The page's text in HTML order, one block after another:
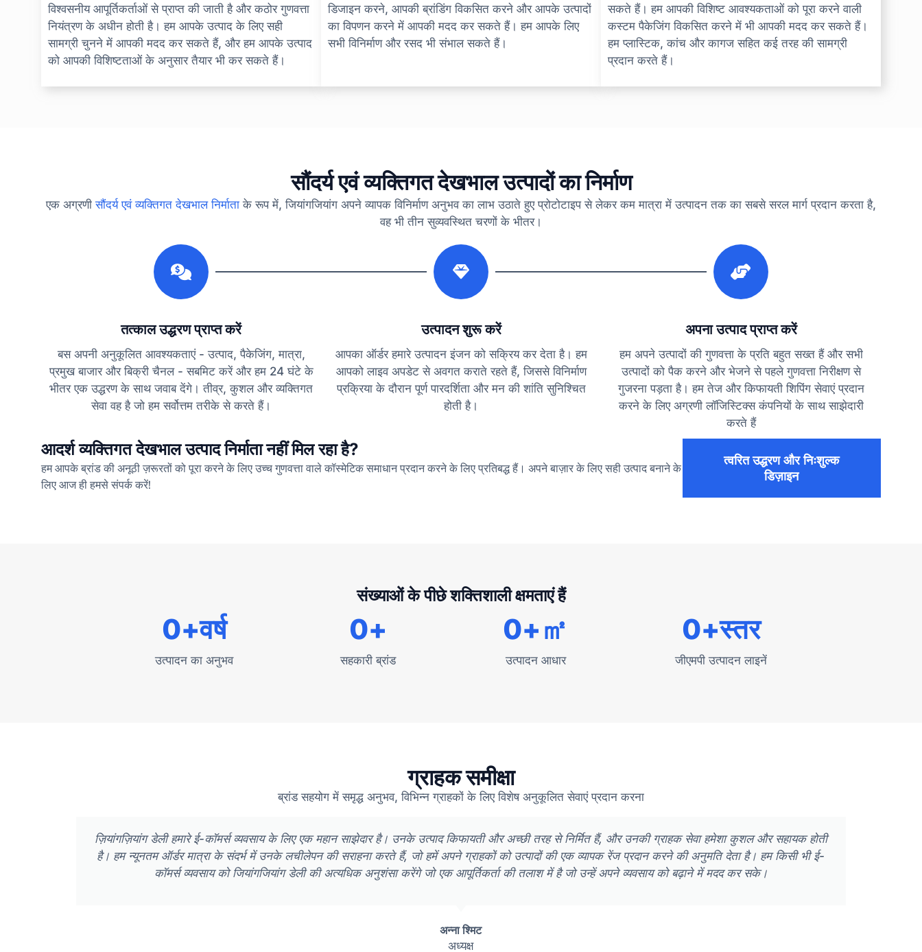
विश्वसनीय आपूर्तिकर्ताओं से प्राप्त की जाती है और कठोर गुणवत्ता
नियंत्रण के अधीन होती है। हम आपके उत्पाद के लिए सही
सामग्री चुनने में आपकी मदद कर सकते हैं, और हम आपके उत्पाद
को आपकी विशिष्टताओं के अनुसार तैयार भी कर सकते हैं।
डिजाइन करने, आपकी ब्रांडिंग विकसित करने और आपके उत्पादों
का विपणन करने में आपकी मदद कर सकते हैं। हम आपके लिए
सभी विनिर्माण और रसद भी संभाल सकते हैं।
सकते हैं। हम आपकी विशिष्ट आवश्यकताओं को पूरा करने वाली
कस्टम पैकेजिंग विकसित करने में भी आपकी मदद कर सकते हैं।
हम प्लास्टिक, कांच और कागज सहित कई तरह की सामग्री
प्रदान करते हैं।
सौंदर्य एवं व्यक्तिगत देखभाल उत्पादों का निर्माण
एक अग्रणीसौंदर्य एवं व्यक्तिगत देखभाल निर्माता के रूप में, जियांगजियांग अपने व्यापक विनिर्माण अनुभव का लाभ उठाते हुए प्रोटोटाइप से लेकर कम मात्रा में उत्पादन तक का सबसे सरल मार्ग प्रदान करता है,
वह भी तीन सुव्यवस्थित चरणों के भीतर।
तत्काल उद्धरण प्राप्त करें
बस अपनी अनुकूलित आवश्यकताएं - उत्पाद, पैकेजिंग, मात्रा,
प्रमुख बाजार और बिक्री चैनल - सबमिट करें और हम 24 घंटे के
भीतर एक उद्धरण के साथ जवाब देंगे। तीव्र, कुशल और व्यक्तिगत
सेवा वह है जो हम सर्वोत्तम तरीके से करते हैं।
उत्पादन शुरू करें
आपका ऑर्डर हमारे उत्पादन इंजन को सक्रिय कर देता है। हम
आपको लाइव अपडेट से अवगत कराते रहते हैं, जिससे विनिर्माण
प्रक्रिया के दौरान पूर्ण पारदर्शिता और मन की शांति सुनिश्चित
होती है।
अपना उत्पाद प्राप्त करें
हम अपने उत्पादों की गुणवत्ता के प्रति बहुत सख्त हैं और सभी
उत्पादों को पैक करने और भेजने से पहले गुणवत्ता निरीक्षण से
गुजरना पड़ता है। हम तेज और किफायती शिपिंग सेवाएं प्रदान
करने के लिए अग्रणी लॉजिस्टिक्स कंपनियों के साथ साझेदारी
करते हैं
आदर्श व्यक्तिगत देखभाल उत्पाद निर्माता नहीं मिल रहा है?
हम आपके ब्रांड की अनूठी ज़रूरतों को पूरा करने के लिए उच्च गुणवत्ता वाले कॉस्मेटिक समाधान प्रदान करने के लिए प्रतिबद्ध हैं। अपने बाज़ार के लिए सही उत्पाद बनाने के
लिए आज ही हमसे संपर्क करें!
त्वरित उद्धरण और निःशुल्क
डिज़ाइन
संख्याओं के पीछे शक्तिशाली क्षमताएं हैं
उत्पादन का अनुभव
0+वर्ष
सहकारी ब्रांड
0+
उत्पादन आधार
0+㎡
जीएमपी उत्पादन लाइनें
0+स्तर
ग्राहक समीक्षा
ब्रांड सहयोग में समृद्ध अनुभव, विभिन्न ग्राहकों के लिए विशेष अनुकूलित सेवाएं प्रदान करना
ज़ियांगज़ियांग डेली हमारे ई-कॉमर्स व्यवसाय के लिए एक महान साझेदार है। उनके उत्पाद किफायती और अच्छी तरह से निर्मित हैं, और उनकी ग्राहक सेवा हमेशा कुशल और सहायक होती
है। हम न्यूनतम ऑर्डर मात्रा के संदर्भ में उनके लचीलेपन की सराहना करते हैं, जो हमें अपने ग्राहकों को उत्पादों की एक व्यापक रेंज प्रदान करने की अनुमति देता है। हम किसी भी ई-
कॉमर्स व्यवसाय को जियांगजियांग डेली की अत्यधिक अनुशंसा करेंगे जो एक आपूर्तिकर्ता की तलाश में है जो उन्हें अपने व्यवसाय को बढ़ाने में मदद कर सके।
अन्ना श्मिट
अध्यक्ष